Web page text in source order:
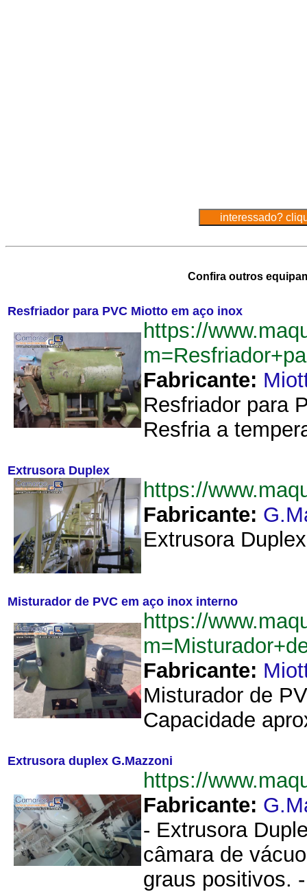
Confira outros
Resfriador para PVC Miotto em aço inox
https://
Fabricante:
Resfriador para
Resfria a
Extrusora Duplex
https://
Fabricante:
Extrusora
Misturador de PVC em aço inox interno
https://
Fabricante:
Misturador de
Capacidade
Extrusora duplex G.Mazzoni
https://
Fabricante:
- Extrusora
câmara de
graus positivos.